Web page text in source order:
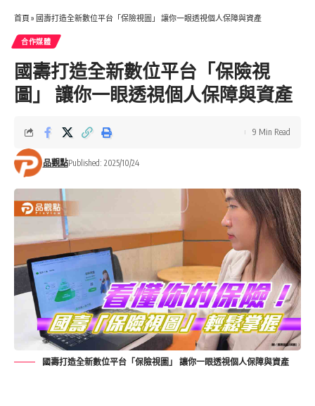
首頁 » 國壽打造全新數位平台「保險視圖」 讓你一眼透視個人保障與資產
合作媒體
國壽打造全新數位平台「保險視
圖」 讓你一眼透視個人保障與資產
品觀點Published: 2025/10/24
9 Min Read
國壽打造全新數位平台「保險視圖」 讓你一眼透視個人保障與資產